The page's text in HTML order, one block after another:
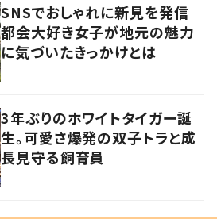
SNSでおしゃれに新見を発信
都会大好き女子が地元の魅力
に気づいたきっかけとは
3年ぶりのホワイトタイガー誕
生。可愛さ爆発の双子トラと成
長見守る飼育員